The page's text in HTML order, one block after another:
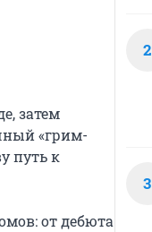
затем
«грим-
путь к
от дебюта
2
3